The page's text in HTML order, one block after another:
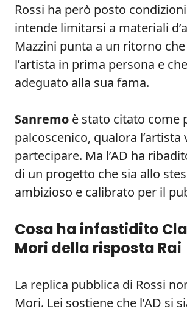
Rossi ha però posto
intende limitarsi a materiali
Mazzini punta a un ritorno
l’artista in prima persona e
adeguato alla sua fama.
Sanremo è stato citato come
palcoscenico, qualora l’artista
partecipare. Ma l’AD ha
di un progetto che sia allo
ambizioso e calibrato per il
Cosa ha infastidito
Mori della risposta Rai
La replica pubblica di Rossi
Mori. Lei sostiene che l’AD si